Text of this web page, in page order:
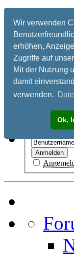
Wir verwenden
erhöhen,
Zugriffe auf
Mit der Nutzung
damit
verwenden.
Ok,
Registrieren